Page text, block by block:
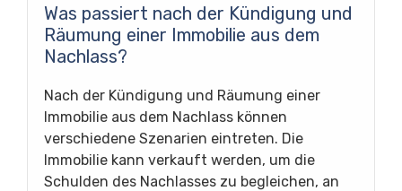
Was passiert nach der Kündigung und
Räumung einer Immobilie aus dem
Nachlass?
Nach der Kündigung und Räumung einer
Immobilie aus dem Nachlass können
verschiedene Szenarien eintreten. Die
Immobilie kann verkauft werden, um die
Schulden des Nachlasses zu begleichen, an